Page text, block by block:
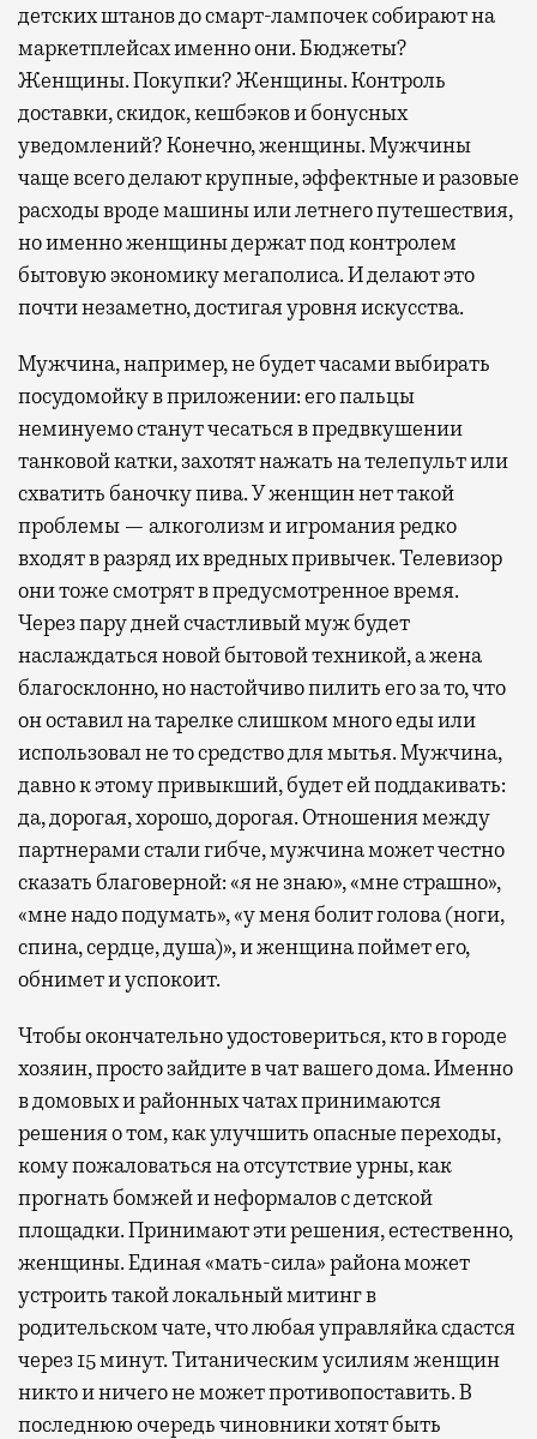
детских штанов до смарт-лампочек собирают на
маркетплейсах именно они. Бюджеты?
Женщины. Покупки? Женщины. Контроль
доставки, скидок, кешбэков и бонусных
уведомлений? Конечно, женщины. Мужчины
чаще всего делают крупные, эффектные и разовые
расходы вроде машины или летнего путешествия,
но именно женщины держат под контролем
бытовую экономику мегаполиса. И делают это
почти незаметно, достигая уровня искусства.
Мужчина, например, не будет часами выбирать
посудомойку в приложении: его пальцы
неминуемо станут чесаться в предвкушении
танковой катки, захотят нажать на телепульт или
схватить баночку пива. У женщин нет такой
проблемы — алкоголизм и игромания редко
входят в разряд их вредных привычек. Телевизор
они тоже смотрят в предусмотренное время.
Через пару дней счастливый муж будет
наслаждаться новой бытовой техникой, а жена
благосклонно, но настойчиво пилить его за то, что
он оставил на тарелке слишком много еды или
использовал не то средство для мытья. Мужчина,
давно к этому привыкший, будет ей поддакивать:
да, дорогая, хорошо, дорогая. Отношения между
партнерами стали гибче, мужчина может честно
сказать благоверной: «я не знаю», «мне страшно»,
«мне надо подумать», «у меня болит голова (ноги,
спина, сердце, душа)», и женщина поймет его,
обнимет и успокоит.
Чтобы окончательно удостовериться, кто в городе
хозяин, просто зайдите в чат вашего дома. Именно
в домовых и районных чатах принимаются
решения о том, как улучшить опасные переходы,
кому пожаловаться на отсутствие урны, как
прогнать бомжей и неформалов с детской
площадки. Принимают эти решения, естественно,
женщины. Единая «мать-сила» района может
устроить такой локальный митинг в
родительском чате, что любая управляйка сдастся
через 15 минут. Титаническим усилиям женщин
никто и ничего не может противопоставить. В
последнюю очередь чиновники хотят быть